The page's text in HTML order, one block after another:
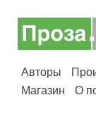
Авторы
Магазин
О